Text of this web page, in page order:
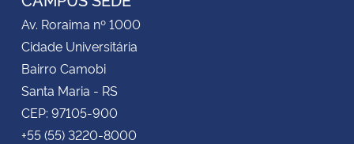
Av. Roraima nº 1000
Cidade Universitária
Bairro Camobi
Santa Maria - RS
CEP: 97105-900
+55 (55) 3220-8000